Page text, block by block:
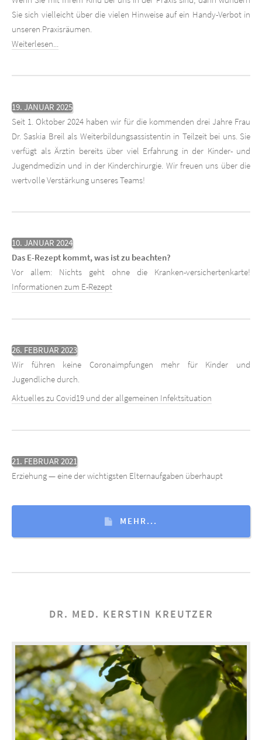
Sie sich vielleicht über die vielen Hinweise auf ein Handy-Verbot in
unseren Praxisräumen.
Weiterlesen...
19. JANUAR 2025
Seit 1. Oktober 2024 haben wir für die kommenden drei Jahre Frau
Dr. Saskia Breil als Weiterbildungsassistentin in Teilzeit bei uns. Sie
verfügt als Ärztin bereits über viel Erfahrung in der Kinder- und
Jugendmedizin und in der Kinderchirurgie. Wir freuen uns über die
wertvolle Verstärkung unseres Teams!
10. JANUAR 2024
Das E-Rezept kommt, was ist zu beachten?
Vor allem: Nichts geht ohne die Kranken-versichertenkarte!
Informationen zum E-Rezept
26. FEBRUAR 2023
Wir führen keine Coronaimpfungen mehr für Kinder und
Jugendliche durch.
Aktuelles zu Covid19 und der allgemeinen Infektsituation
21. FEBRUAR 2021
Erziehung — eine der wichtigsten Elternaufgaben überhaupt
MEHR...
DR. MED. KERSTIN KREUTZER